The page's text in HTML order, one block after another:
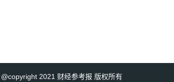
@copyright 2021 财经参考报 版权所有